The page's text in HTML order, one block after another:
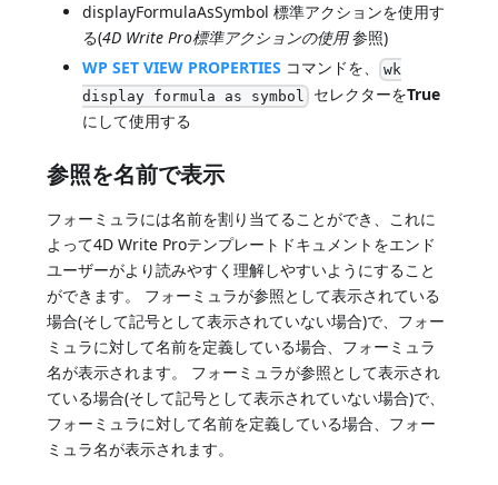
displayFormulaAsSymbol 標準アクションを使用す
る(4D Write Pro標準アクションの使用参照)
WP SET VIEW PROPERTIES コマンドを、 wk
display formula as symbol セレクターをTrue
にして使用する
参照を名前で表示
フォーミュラには名前を割り当てることができ、これに
よって4D Write Proテンプレートドキュメントをエンド
ユーザーがより読みやすく理解しやすいようにすること
ができます。 フォーミュラが参照として表示されている
場合(そして記号として表示されていない場合)で、フォー
ミュラに対して名前を定義している場合、フォーミュラ
名が表示されます。 フォーミュラが参照として表示され
ている場合(そして記号として表示されていない場合)で、
フォーミュラに対して名前を定義している場合、フォー
ミュラ名が表示されます。